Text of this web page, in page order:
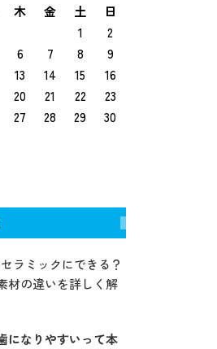
木 金 土
日
1
2
6 7 8
9
13 14 15
16
20 21 22
23
27 28 29
30
ラミックにできる？
材の違いを詳しく解
になりやすいって本